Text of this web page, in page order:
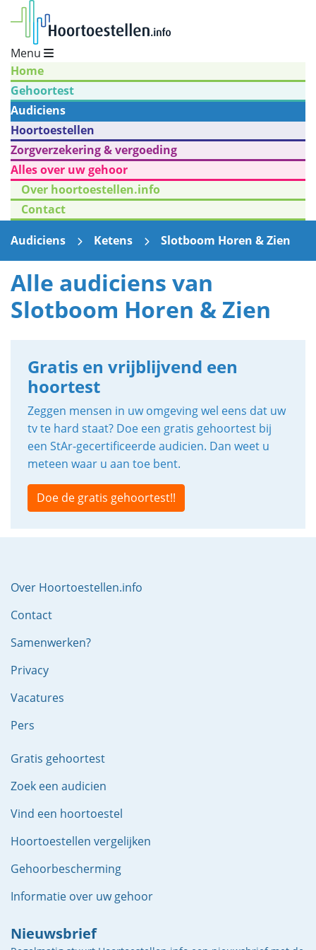
Menu
Home
Gehoortest
Audiciens
Hoortoestellen
Zorgverzekering & vergoeding
Alles over uw gehoor
Over hoortoestellen.info
Contact
Audiciens
Ketens Slotboom Horen & Zien
Alle audiciens van
Slotboom Horen & Zien
Gratis en vrijblijvend een
hoortest
Zeggen mensen in uw omgeving wel eens dat uw
tv te hard staat? Doe een gratis gehoortest bij
een StAr-gecertificeerde audicien. Dan weet u
meteen waar u aan toe bent.
Doe de gratis gehoortest!!
Over Hoortoestellen.info
Contact
Samenwerken?
Privacy
Vacatures
Pers
Gratis gehoortest
Zoek een audicien
Vind een hoortoestel
Hoortoestellen vergelijken
Gehoorbescherming
Informatie over uw gehoor
Nieuwsbrief